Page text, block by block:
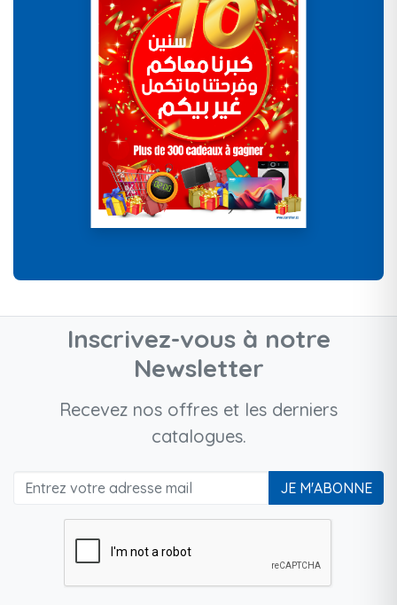
Inscrivez-vous à notre
Newsletter
Recevez nos offres et les derniers
catalogues.
JE M'ABONNE